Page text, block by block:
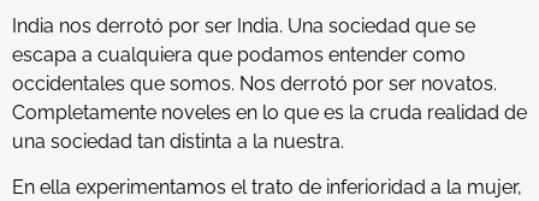
India nos derrotó por ser India. Una sociedad que se
escapa a cualquiera que podamos entender como
occidentales que somos. Nos derrotó por ser novatos.
Completamente noveles en lo que es la cruda realidad de
una sociedad tan distinta a la nuestra.
En ella experimentamos el trato de inferioridad a la mujer,